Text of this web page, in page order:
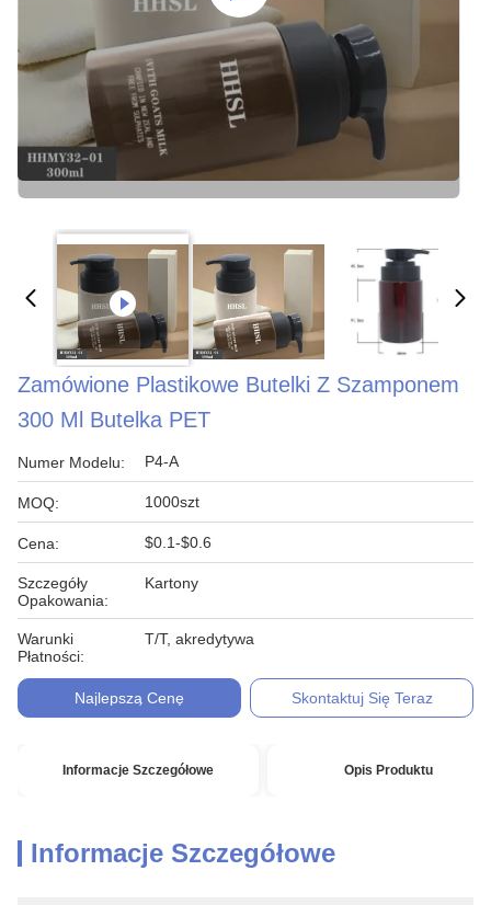
Zamówione Plastikowe Butelki Z Szamponem
300 Ml Butelka PET
Numer Modelu: P4-A
MOQ: 1000szt
Cena: $0.1-$0.6
Szczegóły
Opakowania:
Kartony
Warunki
Płatności:
T/T, akredytywa
Najlepszą Cenę Skontaktuj Się Teraz
Informacje Szczegółowe Opis Produktu
Informacje Szczegółowe